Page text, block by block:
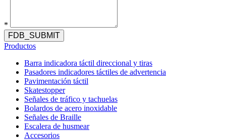
*
FDB_SUBMIT
Productos
Barra indicadora táctil direccional y tiras
Pasadores indicadores táctiles de advertencia
Pavimentación táctil
Skatestopper
Señales de tráfico y tachuelas
Bolardos de acero inoxidable
Señales de Braille
Escalera de husmear
Accesorios